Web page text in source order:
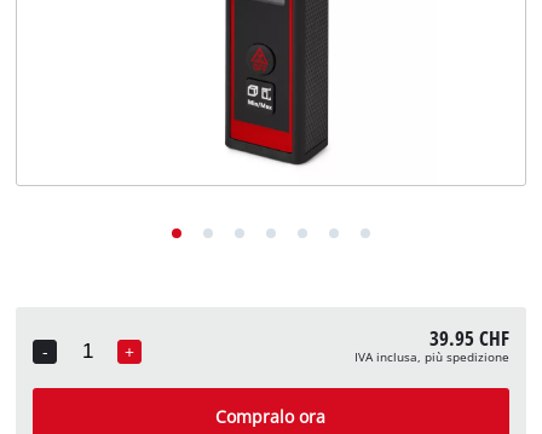
-
Quantity
+ 39.95 CHF
IVA inclusa, più spedizione
Compralo ora